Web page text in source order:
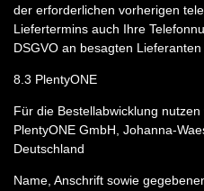
der erforderlichen vorherigen
Liefertermins auch Ihre
DSGVO an besagten Lieferanten
8.3 PlentyONE
Für die Bestellabwicklung
PlentyONE GmbH, Johanna-
Deutschland
Name, Anschrift sowie